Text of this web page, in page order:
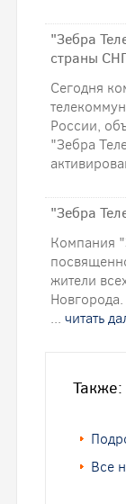
"Зебра
страны
Сегодня
России,
"Зебра
"Зебра
Компания
жители
... читать
Также:
Все